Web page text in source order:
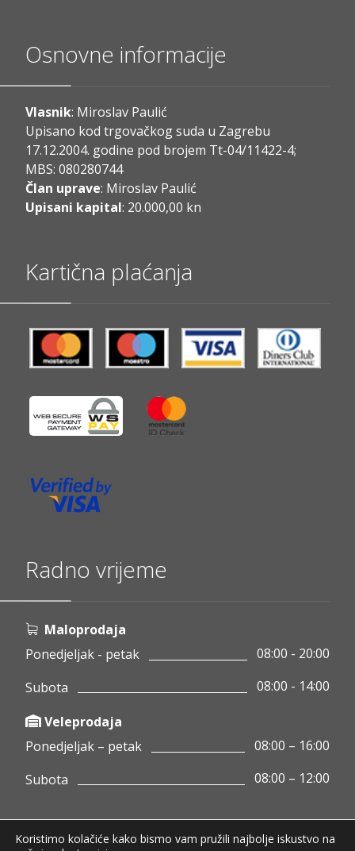
Osnovne informacije
Vlasnik: Miroslav Paulić
Upisano kod trgovačkog suda u Zagrebu
17.12.2004. godine pod brojem Tt-04/11422-4;
MBS: 080280744
Član uprave: Miroslav Paulić
Upisani kapital: 20.000,00 kn
Kartična plaćanja
Radno vrijeme
Maloprodaja
Ponedjeljak - petak
08:00 - 20:00
Subota
08:00 - 14:00
Veleprodaja
Ponedjeljak – petak
08:00 – 16:00
Subota
08:00 – 12:00
Koristimo kolačiće kako bismo vam pružili najbolje iskustvo na